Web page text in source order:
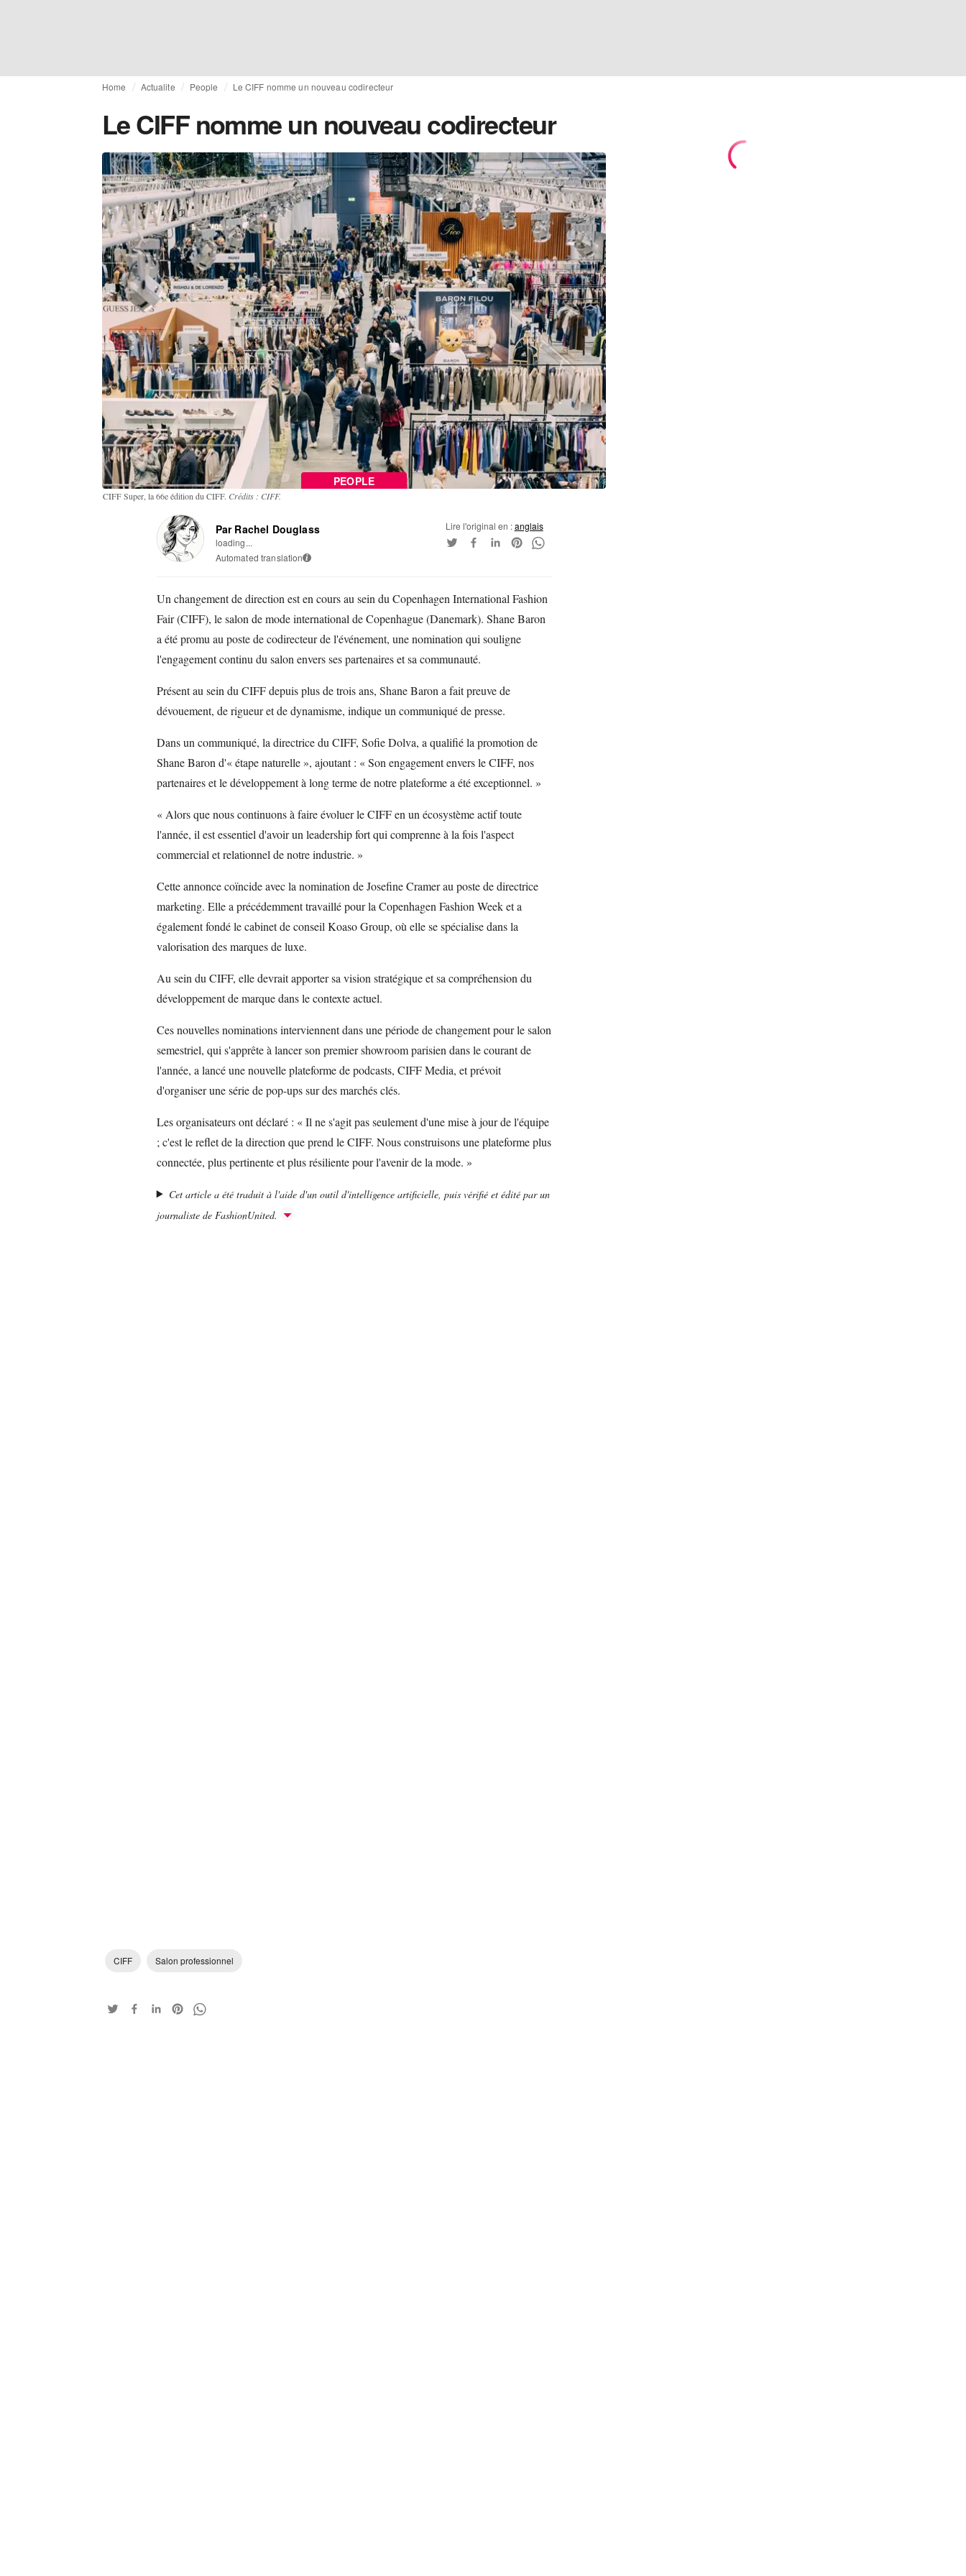
Home Actualite People Le CIFF nomme un nouveau codirecteur
Le CIFF nomme un nouveau codirecteur
PEOPLE
CIFF Super, la 66e édition du CIFF. Crédits : CIFF.
Par Rachel Douglass
loading...
Automated translation i
Lire l'original en :anglais
Un changement de direction est en cours au sein du Copenhagen International Fashion
Fair (CIFF), le salon de mode international de Copenhague (Danemark). Shane Baron
a été promu au poste de codirecteur de l'événement, une nomination qui souligne
l'engagement continu du salon envers ses partenaires et sa communauté.
Présent au sein du CIFF depuis plus de trois ans, Shane Baron a fait preuve de
dévouement, de rigueur et de dynamisme, indique un communiqué de presse.
Dans un communiqué, la directrice du CIFF, Sofie Dolva, a qualifié la promotion de
Shane Baron d'« étape naturelle », ajoutant : « Son engagement envers le CIFF, nos
partenaires et le développement à long terme de notre plateforme a été exceptionnel. »
« Alors que nous continuons à faire évoluer le CIFF en un écosystème actif toute
l'année, il est essentiel d'avoir un leadership fort qui comprenne à la fois l'aspect
commercial et relationnel de notre industrie. »
Cette annonce coïncide avec la nomination de Josefine Cramer au poste de directrice
marketing. Elle a précédemment travaillé pour la Copenhagen Fashion Week et a
également fondé le cabinet de conseil Koaso Group, où elle se spécialise dans la
valorisation des marques de luxe.
Au sein du CIFF, elle devrait apporter sa vision stratégique et sa compréhension du
développement de marque dans le contexte actuel.
Ces nouvelles nominations interviennent dans une période de changement pour le salon
semestriel, qui s'apprête à lancer son premier showroom parisien dans le courant de
l'année, a lancé une nouvelle plateforme de podcasts, CIFF Media, et prévoit
d'organiser une série de pop-ups sur des marchés clés.
Les organisateurs ont déclaré : « Il ne s'agit pas seulement d'une mise à jour de l'équipe
; c'est le reflet de la direction que prend le CIFF. Nous construisons une plateforme plus
connectée, plus pertinente et plus résiliente pour l'avenir de la mode. »
Cet article a été traduit à l'aide d'un outil d'intelligence artificielle, puis vérifié et édité par un
journaliste de FashionUnited.
CIFF Salon professionnel